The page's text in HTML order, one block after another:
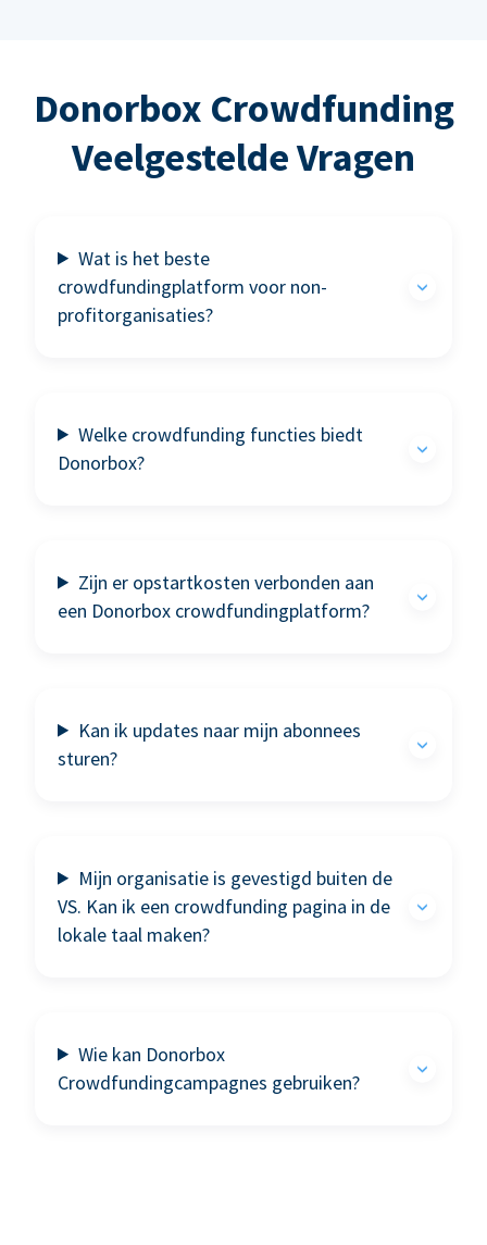
Donorbox Crowdfunding
Veelgestelde Vragen
Wat is het beste
crowdfundingplatform voor non-
profitorganisaties?
Welke crowdfunding functies biedt
Donorbox?
Zijn er opstartkosten verbonden aan
een Donorbox crowdfundingplatform?
Kan ik updates naar mijn abonnees
sturen?
Mijn organisatie is gevestigd buiten de
VS. Kan ik een crowdfunding pagina in de
lokale taal maken?
Wie kan Donorbox
Crowdfundingcampagnes gebruiken?